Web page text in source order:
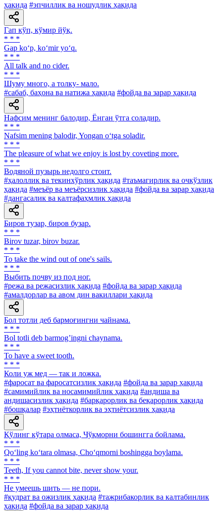
ҳақида #эпчиллик ва ношудлик ҳақида
Гап кўп, кўмир йўқ.
* * *
Gap ko‘p, ko‘mir yo‘q.
* * *
All talk and no cider.
* * *
Шуму много, а толку- мало.
#сабаб, баҳона ва натижа ҳақида #фойда ва зарар ҳақида
Нафсим менинг балодир, Ёнган ўтга соладир.
* * *
Nafsim mening balodir, Yongan o‘tga soladir.
* * *
The pleasure of what we enjoy is lost by coveting more.
* * *
Водяной пузырь недолго стоит.
#ҳалоллик ва текинхўрлик ҳақида #таъмагирлик ва очкўзлик
ҳақида #меъёр ва меъёрсизлик ҳақида #фойда ва зарар ҳақида
#дангасалик ва калтафаҳмлик ҳақида
Биров тузар, биров бузар.
* * *
Birov tuzar, birov buzar.
* * *
To take the wind out of one's sails.
* * *
Выбить почву из под ног.
#режа ва режасизлик ҳақида #фойда ва зарар ҳақида
#амалдорлар ва авом дин вакиллари ҳақида
Бол тотли деб бармоғингни чайнама.
* * *
Bol totli deb barmogʼingni chaynama.
* * *
To have a sweet tooth.
* * *
Коли уж мед — так и ложка.
#фаросат ва фаросатсизлик ҳақида #фойда ва зарар ҳақида
#самимийлик ва носамимийлик ҳақида #андиша ва
андишасизлик ҳақида #барқарорлик ва беқарорлик ҳақида
#бошқалар #эҳтиёткорлик ва эҳтиётсизлик ҳақида
Қўлинг кўтара олмаса, Чўқморни бошингга бойлама.
* * *
Qo‘ling ko‘tara olmasa, Cho‘qmorni boshingga boylama.
* * *
Teeth, If you cannot bite, never show your.
* * *
He умеешь шить — не пори.
#қудрат ва ожизлик ҳақида #тажрибакорлик ва калтабинлик
ҳақида #фойда ва зарар ҳақида